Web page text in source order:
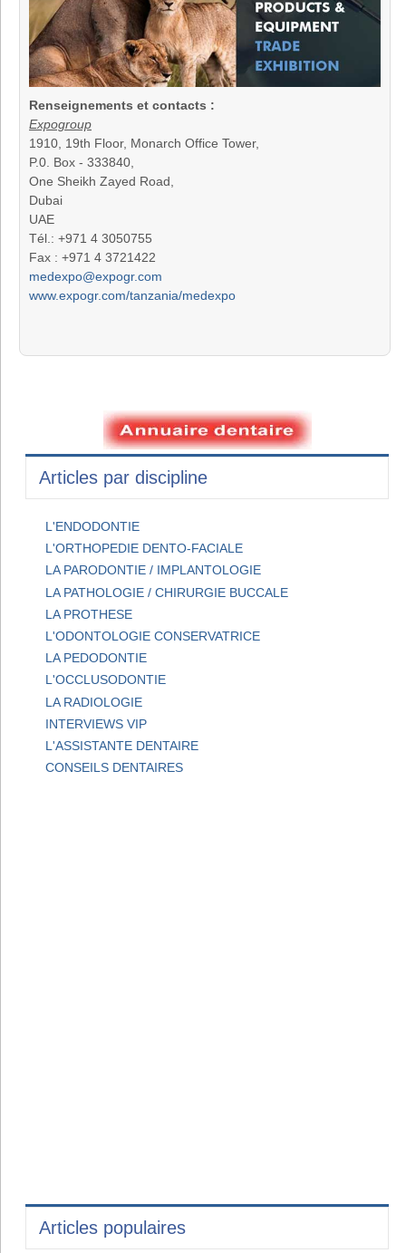
Renseignements et contacts :
Expogroup
1910, 19th Floor, Monarch Office Tower,
P.0. Box - 333840,
One Sheikh Zayed Road,
Dubai
UAE
Tél.: +971 4 3050755
Fax : +971 4 3721422
medexpo@expogr.com
www.expogr.com/tanzania/medexpo
Articles par discipline
L'ENDODONTIE
L'ORTHOPEDIE DENTO-FACIALE
LA PARODONTIE / IMPLANTOLOGIE
LA PATHOLOGIE / CHIRURGIE BUCCALE
LA PROTHESE
L'ODONTOLOGIE CONSERVATRICE
LA PEDODONTIE
L'OCCLUSODONTIE
LA RADIOLOGIE
INTERVIEWS VIP
L'ASSISTANTE DENTAIRE
CONSEILS DENTAIRES
Articles populaires